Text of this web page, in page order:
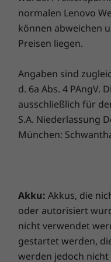
Robuste
Das L15 Gen 2
aktualisierte Suite
Sicherheit.
Abdeckung, Smart
Chip“-
2.0-Chip (Discrete
profitieren Sie von
Das ThinkPad L15
militärische
mehr als 200
damit es selbst
reibungslos
Zertifizierungen
EPEAT
Gold
®
Die technischen Daten
Sämtliches
normalen Lenovo
können abweichen
Preisen liegen.
Angaben sind
d. 6a Abs. 4 PAngV.
ausschließlich für
S.A. Niederlassung
München:
Akku: Akkus, die
oder autorisiert
nicht verwendet
gestartet werden,
werden jedoch